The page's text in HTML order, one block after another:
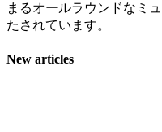
まるオールラウンドなミ
たされています。
New articles